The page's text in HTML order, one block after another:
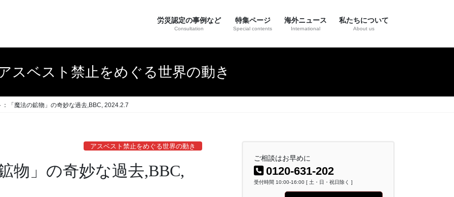
労災認定の事例など
Consultation
特集ページ
Special contents
海外ニュース
International
私たちについて
About us
スベスト禁止をめぐる世界の動き
：「魔法の鉱物」の奇妙な過去,BBC, 2024.2.7
アスベスト禁止をめぐる世界の動き
物」の奇妙な過去,BBC,
ご相談はお早めに
0120-631-202
受付時間 10:00-16:00 [ 土・日・祝日除く ]